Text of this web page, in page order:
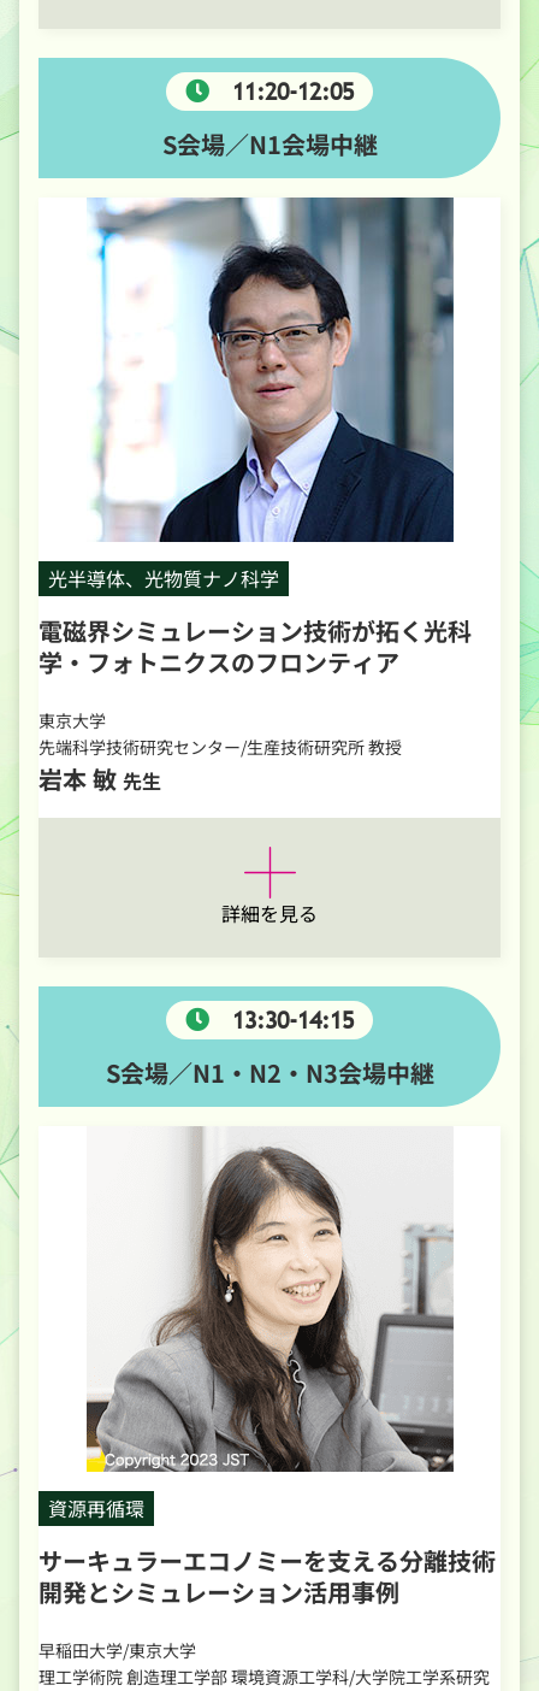
11:20-12:05
S会場／N1会場中継
光半導体、光物質ナノ科学
電磁界シミュレーション技術が拓く光科
学・フォトニクスのフロンティア
東京大学
先端科学技術研究センター/生産技術研究所 教授
岩本 敏 先生
詳細を見る
13:30-14:15
S会場／N1・N2・N3会場中継
資源再循環
サーキュラーエコノミーを支える分離技術
開発とシミュレーション活用事例
早稲田大学/東京大学
理工学術院 創造理工学部 環境資源工学科/大学院工学系研究